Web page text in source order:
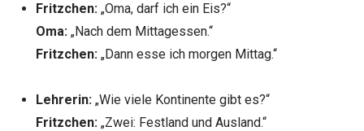
Fritzchen:„Oma, darf ich ein Eis?“
Oma:„Nach dem Mittagessen.“
Fritzchen:„Dann esse ich morgen Mittag.“
Lehrerin:„Wie viele Kontinente gibt es?“
Fritzchen:„Zwei: Festland und Ausland.“